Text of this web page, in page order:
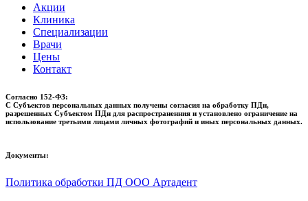
Акции
Клиника
Специализации
Врачи
Цены
Контакт
Согласно 152-ФЗ:
С Субъектов персональных данных получены согласия на обработку ПДн,
разрешенных Субъектом ПДн для распространенния и установлено ограничение на
использование третьими лицами личных фотографий и иных персональных данных.
Документы:
Политика обработки ПД ООО Артадент